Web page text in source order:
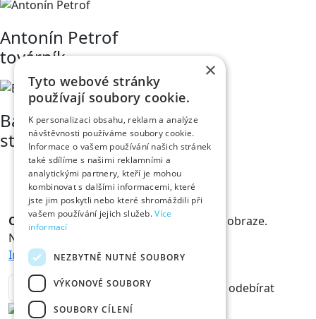
Antonín Petrof
továrník
Bára Chaloupková
studentka
Odběr novinekKrálové a Královny jsou v obraze.
Novinky vám rádi doručíme na mail.
Informace o zpracování osobních údajů
odebírat
×
Tyto webové stránky
používají soubory cookie.
K personalizaci obsahu, reklam a analýze
návštěvnosti používáme soubory cookie.
Informace o vašem používání našich stránek
také sdílíme s našimi reklamními a
analytickými partnery, kteří je mohou
kombinovat s dalšími informacemi, které
jste jim poskytli nebo které shromáždili při
vašem používání jejich služeb.Více
informací
NEZBYTNĚ NUTNÉ SOUBORY
VÝKONOVÉ SOUBORY
SOUBORY CÍLENÍ